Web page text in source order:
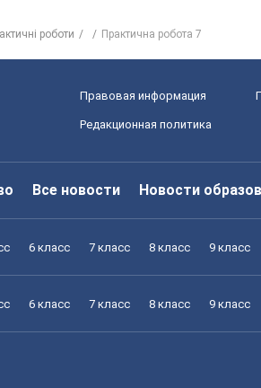
роботи Практична робота 7
Правовая информация
Редакционная политика
Все новости Новости
6 класс 7 класс 8 класс 9 класс
6 класс 7 класс 8 класс 9 класс